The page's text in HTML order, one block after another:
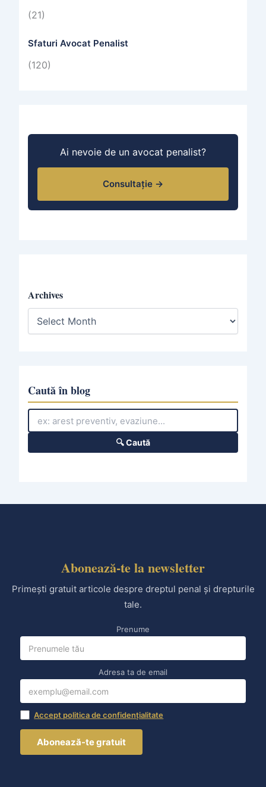
(21)
Sfaturi Avocat Penalist
(120)
Ai nevoie de un avocat penalist?
Consultație →
Archives
A
c
e
s
Caută în blog
🔍 Caută
Abonează-te la newsletter
Primești gratuit articole despre dreptul penal și drepturile
tale.
Prenume
Adresa ta de email
Accept politica de confidențialitate